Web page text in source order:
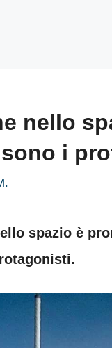
nello
i
spazio è